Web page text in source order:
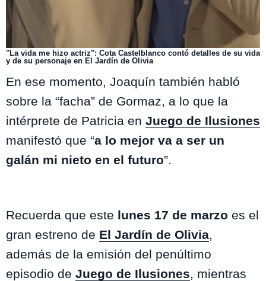
"La vida me hizo actriz": Cota Castelblanco contó detalles de su vida
y de su personaje en El Jardín de Olivia
En ese momento, Joaquín también habló
sobre la “facha” de Gormaz, a lo que la
intérprete de Patricia en Juego de Ilusiones
manifestó que “a lo mejor va a ser un
galán mi nieto en el futuro”.
Recuerda que este lunes 17 de marzo es el
gran estreno de El Jardín de Olivia,
además de la emisión del penúltimo
episodio de Juego de Ilusiones, mientras